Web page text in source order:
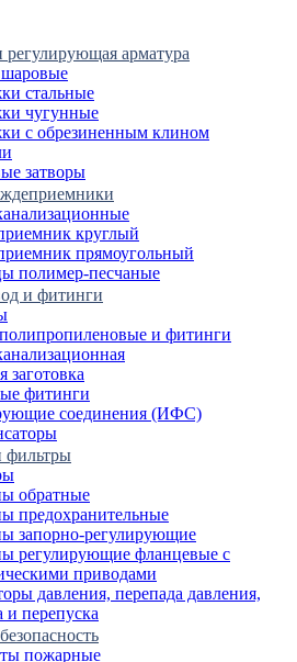
регулирующая арматура
стальные
чугунные
с обрезиненным клином
затворы
круглый
прямоугольный
полимер-песчаные
и фитинги
и фитинги
заготовка
фитинги
соединения (ИФС)
фильтры
обратные
предохранительные
запорно-регулирующие
регулирующие фланцевые с
приводами
давления, перепада давления,
и перепуска
пожарные